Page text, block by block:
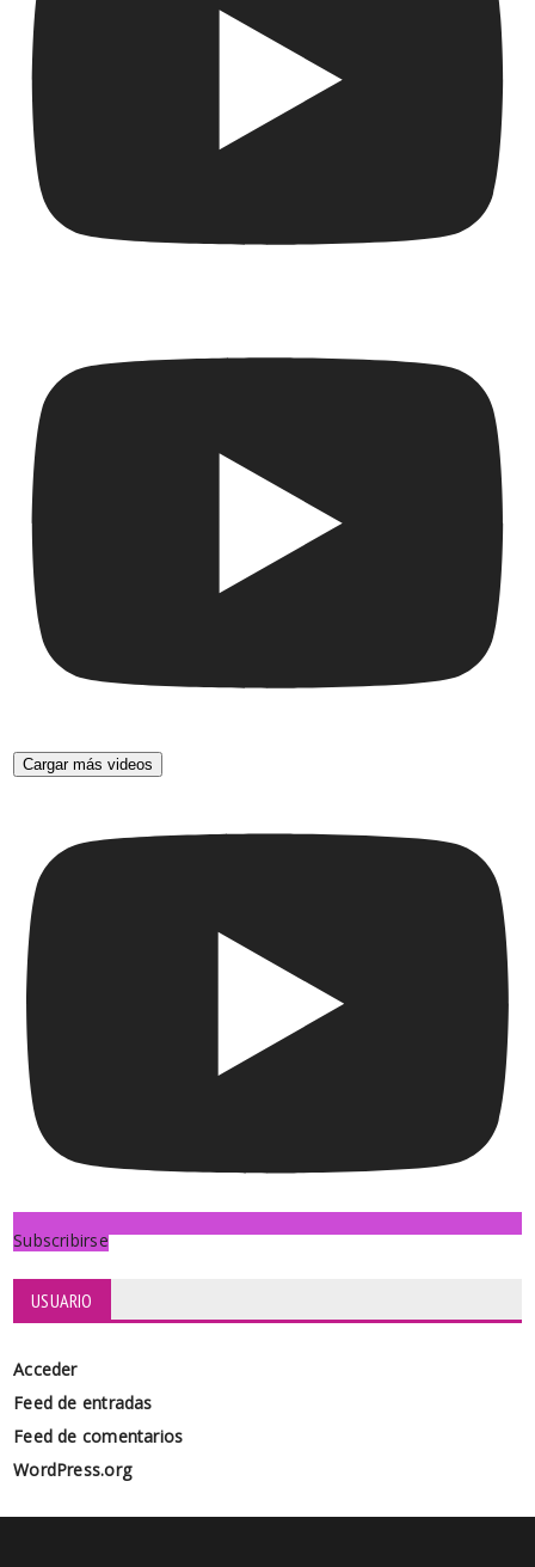
Cargar más videos
Subscribirse
USUARIO
Acceder
Feed de entradas
Feed de comentarios
WordPress.org